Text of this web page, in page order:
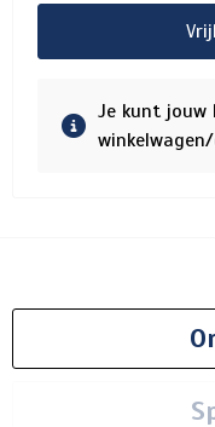
Je kunt jouw